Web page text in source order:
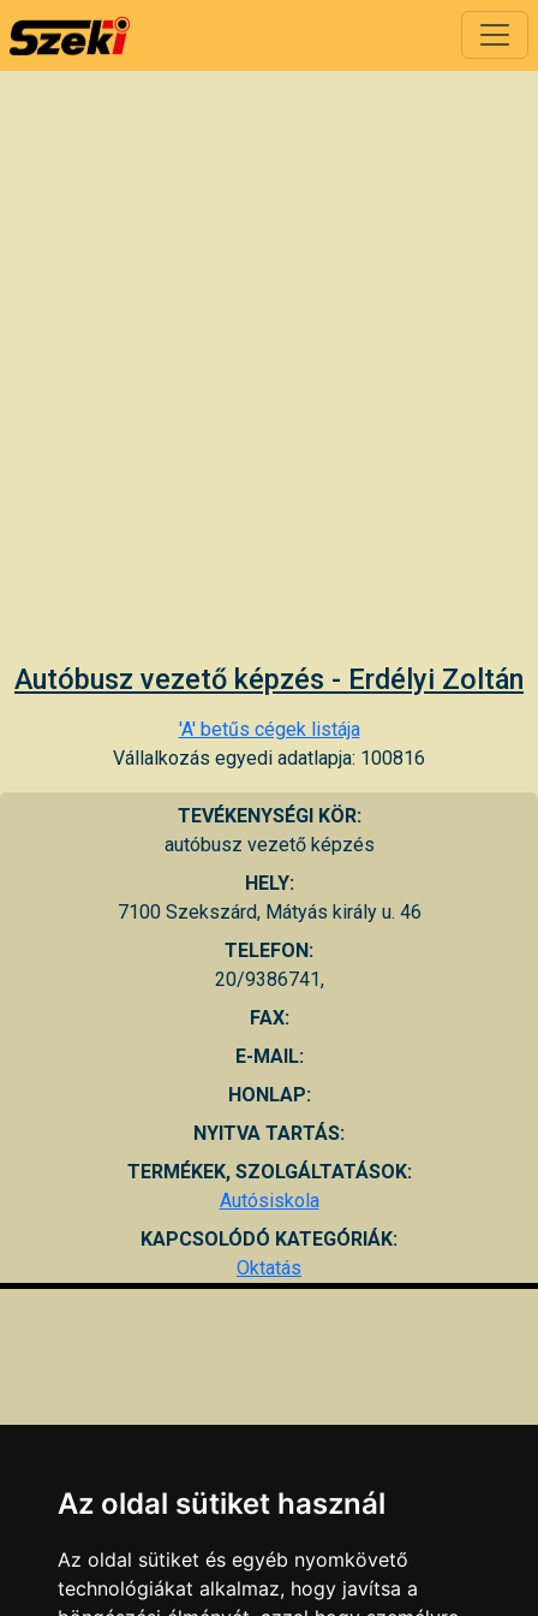
Autóbusz vezető képzés - Erdélyi Zoltán
'A' betűs cégek listája
Vállalkozás egyedi adatlapja: 100816
TEVÉKENYSÉGI KÖR:
autóbusz vezető képzés
HELY:
7100 Szekszárd, Mátyás király u. 46
TELEFON:
20/9386741,
FAX:
E-MAIL:
HONLAP:
NYITVA TARTÁS:
TERMÉKEK, SZOLGÁLTATÁSOK:
Autósiskola
KAPCSOLÓDÓ KATEGÓRIÁK:
Oktatás
Az oldal sütiket használ
Az oldal sütiket és egyéb nyomkövető
technológiákat alkalmaz, hogy javítsa a